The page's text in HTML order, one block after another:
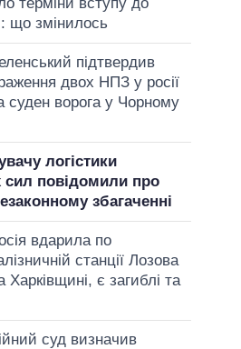
що змінилось
підтвердив
двох НПЗ у росії
суден ворога у Чорному
логістики
сил повідомили про
збагаченні
вдарила по
станції Лозова
Харківщині, є загиблі та
суд визначив